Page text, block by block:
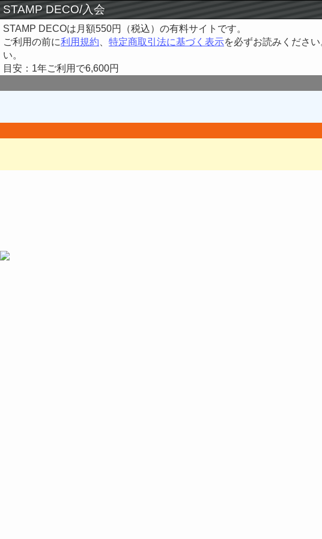
STAMP DECO/入会
STAMP DECOは月額550円（税込）の有料サイトです。
ご利用の前に利用規約 特定商取引法に基づく表示を必ずお読みくださ
い。
目安：1年ご利用で6,600円